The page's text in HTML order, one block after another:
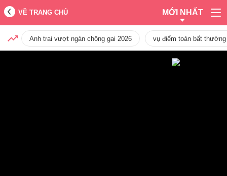
VỀ TRANG CHỦ MỚI NHẤT
Anh trai vượt ngàn chông gai 2026 vụ điểm toán bất